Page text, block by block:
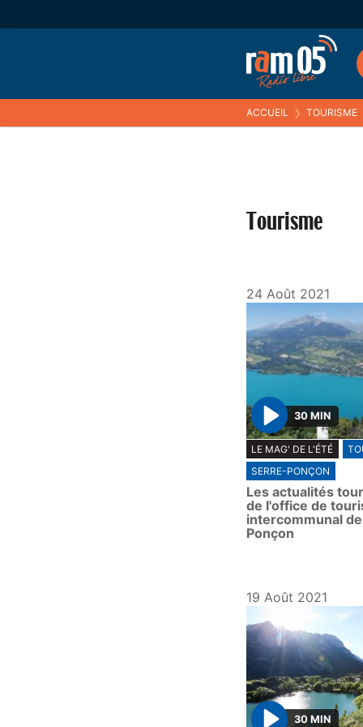
ACCUEIL ❯ TOURISME
Tourisme
24 Août 2021
P
l
a
y
30 MIN
LE MAG' DE L'ÉTÉ
SERRE-PONÇON
Les actualités
de l'office de
intercommunal
Ponçon
19 Août 2021
30 MIN